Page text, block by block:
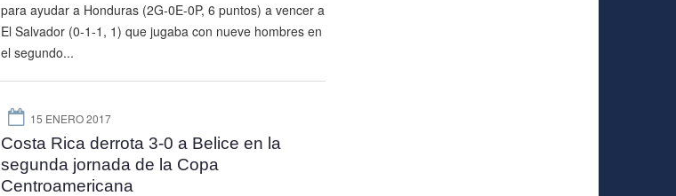
para ayudar a Honduras (2G-0E-0P, 6 puntos) a vencer a
El Salvador (0-1-1, 1) que jugaba con nueve hombres en
el segundo...
15 ENERO 2017
Costa Rica derrota 3-0 a Belice en la
segunda jornada de la Copa
Centroamericana